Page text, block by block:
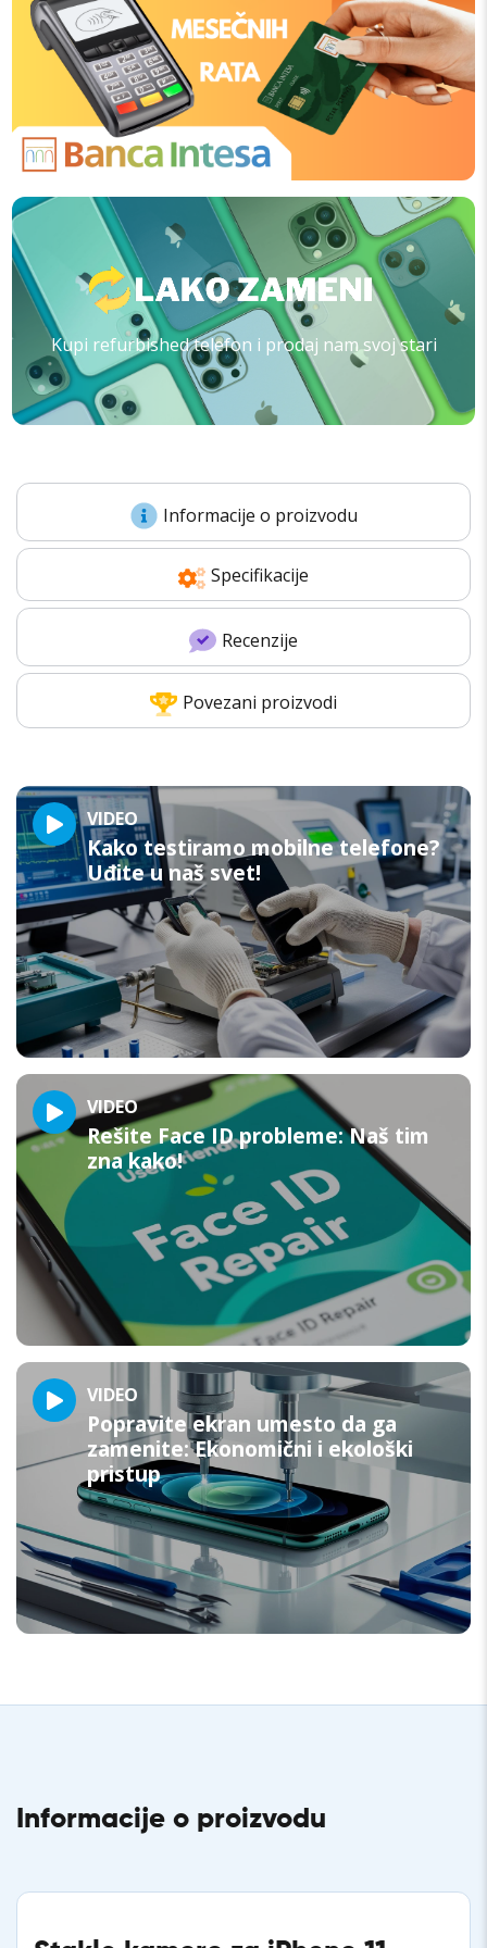
Kupi refurbished telefon i prodaj nam svoj stari
Informacije o proizvodu
Specifikacije
Recenzije
Povezani proizvodi
VIDEO
Kako testiramo mobilne telefone?
Uđite u naš svet!
VIDEO
Rešite Face ID probleme: Naš tim
zna kako!
VIDEO
Popravite ekran umesto da ga
zamenite: Ekonomični i ekološki
pristup
Informacije o proizvodu